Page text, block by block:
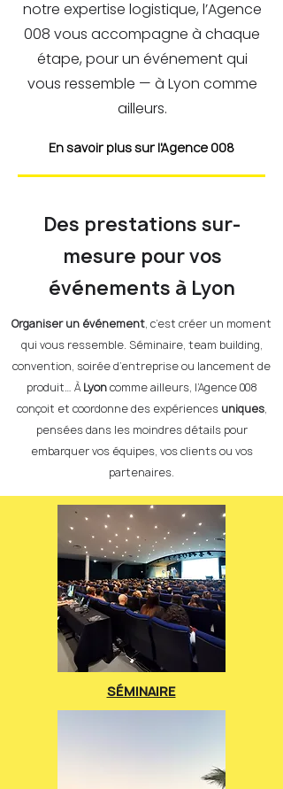
notre expertise logistique, l’Agence
008 vous accompagne à chaque
étape, pour un événement qui
vous ressemble — à Lyon comme
ailleurs.
En savoir plus sur l'Agence 008
Des prestations sur-
mesure pour vos
événements à Lyon
Organiser un événement, c’est créer un moment
qui vous ressemble. Séminaire, team building,
convention, soirée d’entreprise ou lancement de
produit… ÀLyoncomme ailleurs, l’Agence 008
conçoit et coordonne des expériences uniques,
pensées dans les moindres détails pour
embarquer vos équipes, vos clients ou vos
partenaires.
SÉMINAIRE